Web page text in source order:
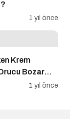
1 yıl önce
Krem
Bozar
1 yıl önce